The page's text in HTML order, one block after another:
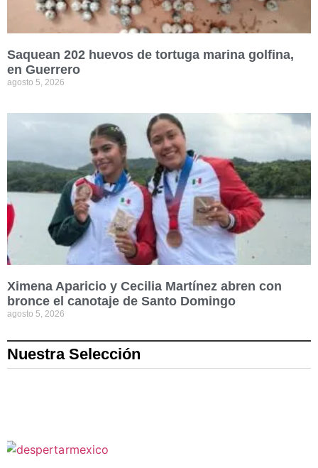
Saquean 202 huevos de tortuga marina golfina,
en Guerrero
agosto 5, 2026
Ximena Aparicio y Cecilia Martínez abren con
bronce el canotaje de Santo Domingo
agosto 5, 2026
Nuestra Selección